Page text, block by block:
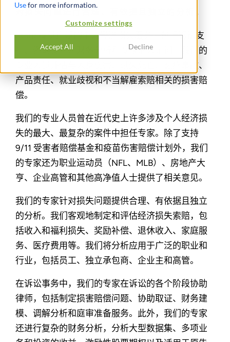
Usefor more information.
Customize settings
Accept All Decline
对损失问题进行合理、有依据且独立的分析。
Stout 提供广泛的个人经济损失服务，包括诉讼支
持、咨询支持、财务分析和专家证人证词。我们的
专业人员评估与人身伤害、过失死亡、医疗事故、
产品责任、就业歧视和不当解雇索赔相关的损害赔
偿。
我们的专业人员曾在近代史上许多涉及个人经济损
失的最大、最复杂的案件中担任专家。除了支持
9/11 受害者赔偿基金和疫苗伤害赔偿计划外，我们
的专家还为职业运动员（NFL、MLB）、房地产大
亨、企业高管和其他高净值人士提供了相关意见。
我们的专家针对损失问题提供合理、有依据且独立
的分析。我们客观地制定和评估经济损失索赔，包
括收入和福利损失、奖励补偿、退休收入、家庭服
务、医疗费用等。我们将分析应用于广泛的职业和
行业，包括员工、独立承包商、企业主和高管。
在诉讼事务中，我们的专家在诉讼的各个阶段协助
律师，包括制定损害赔偿问题、协助取证、财务建
模、调解分析和庭审准备服务。此外，我们的专家
还进行复杂的财务分析，分析大型数据集、多项业